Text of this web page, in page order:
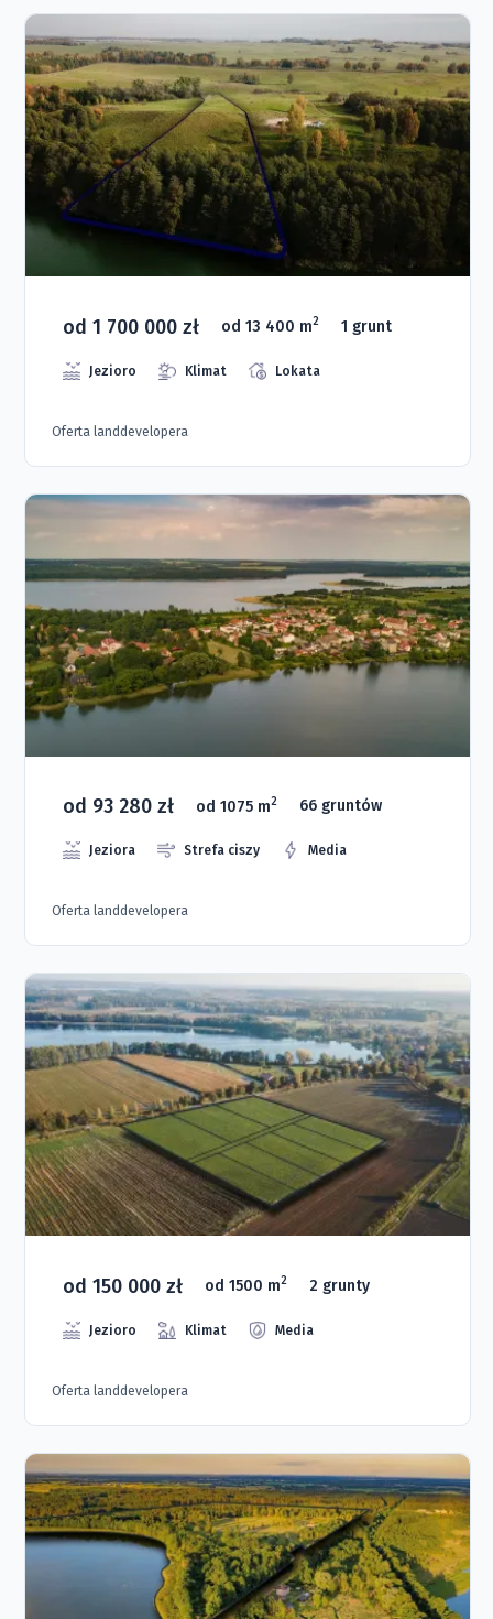
od 1 700 000 zł od 13 400 m2 1 grunt
Jezioro Klimat Lokata
Oferta landdevelopera
od 93 280 zł od 1075 m2 66 gruntów
Jeziora Strefa ciszy Media
Oferta landdevelopera
od 150 000 zł od 1500 m2 2 grunty
Jezioro Klimat Media
Oferta landdevelopera